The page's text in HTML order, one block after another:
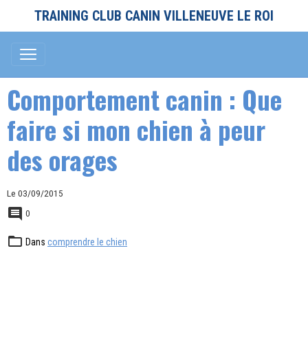
TRAINING CLUB CANIN VILLENEUVE LE ROI
Comportement canin : Que
faire si mon chien à peur
des orages
Le 03/09/2015
0
Dans comprendre le chien